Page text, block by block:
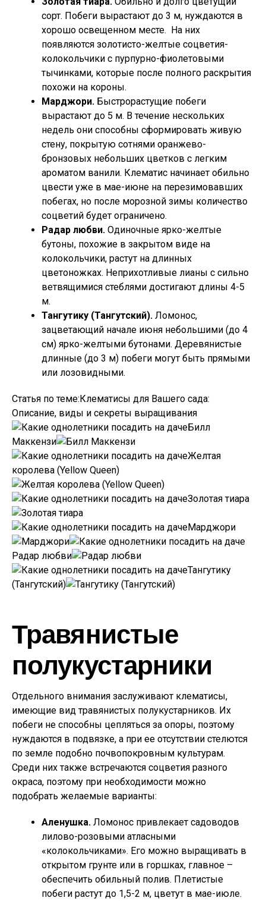
сорт. Побеги вырастают до 3 м, нуждаются в
хорошо освещенном месте. На них
появляются золотисто-желтые соцветия-
колокольчики с пурпурно-фиолетовыми
тычинками, которые после полного раскрытия
похожи на короны.
Марджори. Быстрорастущие побеги
вырастают до 5 м. В течение нескольких
недель они способны сформировать живую
стену, покрытую сотнями оранжево-
бронзовых небольших цветков с легким
ароматом ванили. Клематис начинает обильно
цвести уже в мае-июне на перезимовавших
побегах, но после морозной зимы количество
соцветий будет ограничено.
Радар любви. Одиночные ярко-желтые
бутоны, похожие в закрытом виде на
колокольчики, растут на длинных
цветоножках. Неприхотливые лианы с сильно
ветвящимися стеблями достигают длины 4-5
м.
Тангутику (Тангутский). Ломонос,
зацветающий начале июня небольшими (до 4
см) ярко-желтыми бутонами. Деревянистые
длинные (до 3 м) побеги могут быть прямыми
или лозовидными.
Статья по теме:Клематисы для Вашего сада:
Описание, виды и секреты выращивания
Билл
Маккензи
Желтая
королева (Yellow Queen)
Золотая тиара
Марджори
Радар любви
Тангутику
(Тангутский)
Травянистые
полукустарники
Отдельного внимания заслуживают клематисы,
имеющие вид травянистых полукустарников. Их
побеги не способны цепляться за опоры, поэтому
нуждаются в подвязке, а при ее отсутствии стелются
по земле подобно почвопокровным культурам.
Среди них также встречаются соцветия разного
окраса, поэтому при необходимости можно
подобрать желаемые варианты:
Аленушка. Ломонос привлекает садоводов
лилово-розовыми атласными
«колокольчиками». Его можно выращивать в
открытом грунте или в горшках, главное –
обеспечить обильный полив. Плетистые
побеги растут до 1,5-2 м, цветут в мае-июле.